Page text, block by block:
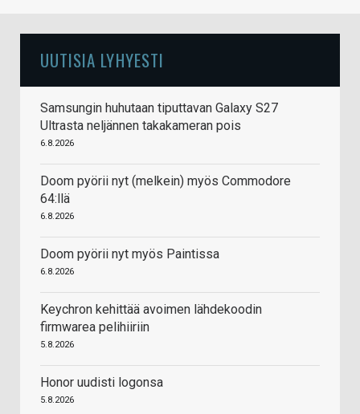
UUTISIA LYHYESTI
Samsungin huhutaan tiputtavan Galaxy S27
Ultrasta neljännen takakameran pois
6.8.2026
Doom pyörii nyt (melkein) myös Commodore
64:llä
6.8.2026
Doom pyörii nyt myös Paintissa
6.8.2026
Keychron kehittää avoimen lähdekoodin
firmwarea pelihiiriin
5.8.2026
Honor uudisti logonsa
5.8.2026